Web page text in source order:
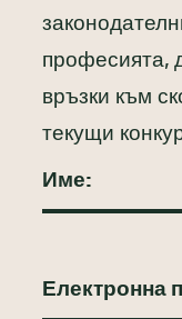
професията,
връзки към
текущи